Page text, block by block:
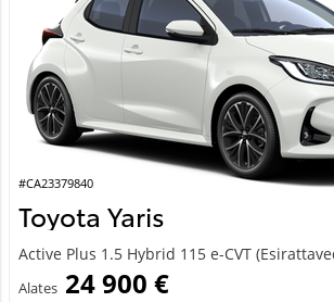
#CA23379840
Toyota Yaris
Active Plus 1.5 Hybrid 115 e-CVT
Alates 24 900 €